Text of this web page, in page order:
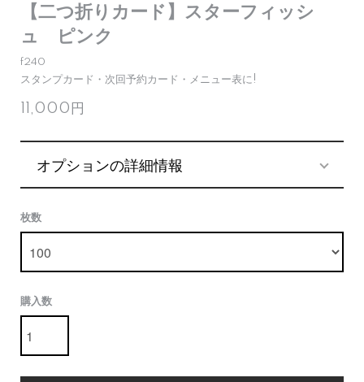
【二つ折りカード】スターフィッシ
ュ ピンク
f240
スタンプカード・次回予約カード・メニュー表に!
11,000円
オプションの詳細情報
枚数
購入数